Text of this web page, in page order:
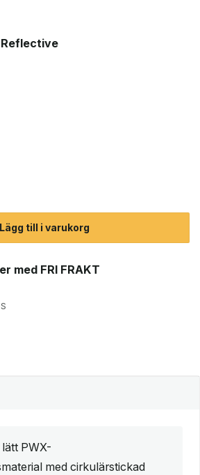
Lägg till i varukorg
med FRI FRAKT
PWX-
med cirkulärstickad